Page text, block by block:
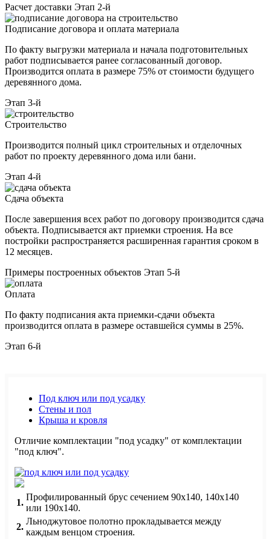
Расчет доставки Этап 2-й
Подписание договора и оплата материала
По факту выгрузки материала и начала подготовительных
работ подписывается ранее согласованный договор.
Производится оплата в размере 75% от стоимости будущего
деревянного дома.
Этап 3-й
Строительство
Производится полный цикл строительных и отделочных
работ по проекту деревянного дома или бани.
Этап 4-й
Сдача объекта
После завершения всех работ по договору производится сдача
объекта. Подписывается акт приемки строения. На все
постройки распространяется расширенная гарантия сроком в
12 месяцев.
Примеры построенных объектов Этап 5-й
Оплата
По факту подписания акта приемки-сдачи объекта
производится оплата в размере оставшейся суммы в 25%.
Этап 6-й
Под ключ или под усадку
Стены и пол
Крыша и кровля
Отличие комплектации "под усадку" от комплектации
"под ключ".
1.
Профилированный брус сечением 90х140, 140х140
или 190х140.
2.
Льноджутовое полотно прокладывается между
каждым венцом строения.